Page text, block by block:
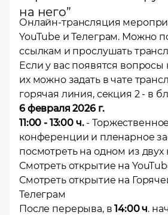
на него”
Онлайн-трансляция
YouTube и Телеграм. Можно
ссылкам и прослушать
Если у вас появятся вопросы
их можно задать в чате
горячая линия, секция 2 - в
6 февраля 2026 г.
11:00 - 13:00 ч. -
конференции и пленарное
посмотреть на одном из двух
Смотреть открытие на
Смотреть открытие на
Телеграм
После перерыва, в14:00 ч.